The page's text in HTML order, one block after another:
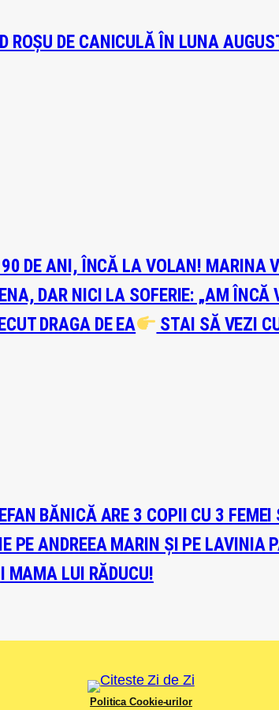
ROȘU DE CANICULĂ ÎN LUNA
DE ANI, ÎNCĂ LA VOLAN! MARINA
DAR NICI LA SOFERIE: „AM ÎNCĂ
DRAGA DE EA
STAI SĂ VEZI
BĂNICĂ ARE 3 COPII CU 3
PE ANDREEA MARIN ȘI PE LAVINIA
MAMA LUI RĂDUCU!
Politica Cookie-urilor